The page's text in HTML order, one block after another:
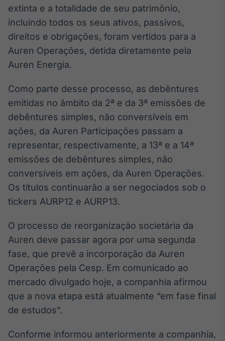
Plataforma para
conteúdos
personalizados
Soluções de Dados
Plataforma para
negociação de
ativos
Broadcast
Datafeed
APIs para
integração de
dados
Ticker
Cotações e
headlines de
notícias
Broadcast
Widgets
funcionalidades
extinta e a totalidade de seu patrimônio,
incluindo todos os seus ativos, passivos,
direitos e obrigações, foram vertidos para a
Auren Operações, detida diretamente pela
Auren Energia.
Como parte desse processo, as debêntures
emitidas no âmbito da 2ª e da 3ª emissões de
debêntures simples, não conversíveis em
ações, da Auren Participações passam a
representar, respectivamente, a 13ª e a 14ª
emissões de debêntures simples, não
conversíveis em ações, da Auren Operações.
Os títulos continuarão a ser negociados sob o
tickers AURP12 e AURP13.
O processo de reorganização societária da
Auren deve passar agora por uma segunda
fase, que prevê a incorporação da Auren
Operações pela Cesp. Em comunicado ao
mercado divulgado hoje, a companhia afirmou
que a nova etapa está atualmente “em fase final
de estudos”.
Conforme informou anteriormente a companhia,